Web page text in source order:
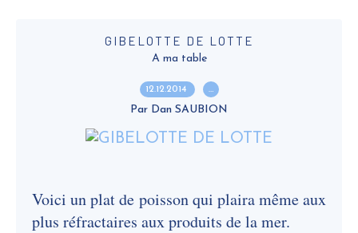
GIBELOTTE DE LOTTE
A ma table
12.12.2014 …
Par Dan SAUBION
Voici un plat de poisson qui plaira même aux
plus réfractaires aux produits de la mer.